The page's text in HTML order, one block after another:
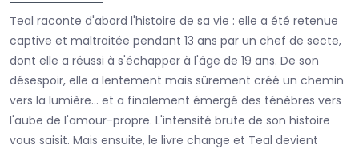
Teal raconte d'abord l'histoire de sa vie : elle a été retenue
captive et maltraitée pendant 13 ans par un chef de secte,
dont elle a réussi à s'échapper à l'âge de 19 ans. De son
désespoir, elle a lentement mais sûrement créé un chemin
vers la lumière... et a finalement émergé des ténèbres vers
l'aube de l'amour-propre. L'intensité brute de son histoire
vous saisit. Mais ensuite, le livre change et Teal devient